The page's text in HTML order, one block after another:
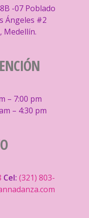
-07 Poblado
Ángeles #2
Medellín.
– 7:00 pm
– 4:30 pm
Cel: (321) 803-